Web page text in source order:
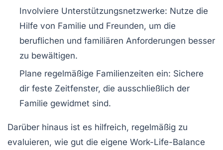
Involviere Unterstützungsnetzwerke: Nutze die
Hilfe von Familie und Freunden, um die
beruflichen und familiären Anforderungen besser
zu bewältigen.
Plane regelmäßige Familienzeiten ein: Sichere
dir feste Zeitfenster, die ausschließlich der
Familie gewidmet sind.
Darüber hinaus ist es hilfreich, regelmäßig zu
evaluieren, wie gut die eigene Work-Life-Balance